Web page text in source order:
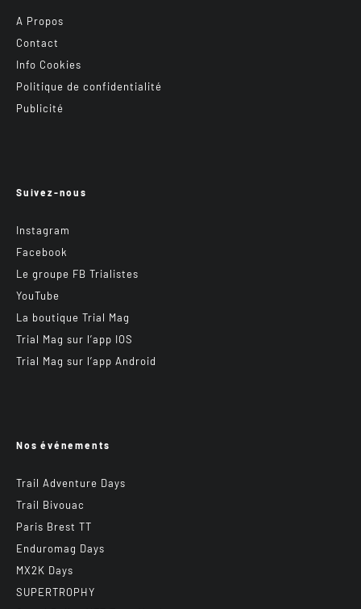
A Propos
Contact
Info Cookies
Politique de confidentialité
Publicité
Suivez-nous
Instagram
Facebook
Le groupe FB Trialistes
YouTube
La boutique Trial Mag
Trial Mag sur l’app IOS
Trial Mag sur l’app Android
Nos événements
Trail Adventure Days
Trail Bivouac
Paris Brest TT
Enduromag Days
MX2K Days
SUPERTROPHY